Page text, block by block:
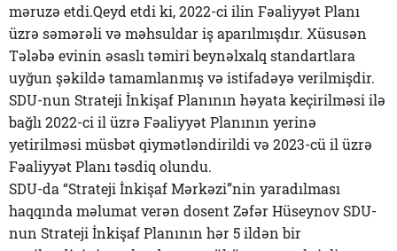
məruzə etdi.Qeyd etdi ki, 2022-ci ilin Fəaliyyət Planı
üzrə səmərəli və məhsuldar iş aparılmışdır. Xüsusən
Tələbə evinin əsaslı təmiri beynəlxalq standartlara
uyğun şəkildə tamamlanmış və istifadəyə verilmişdir.
SDU-nun Strateji İnkişaf Planının həyata keçirilməsi ilə
bağlı 2022-ci il üzrə Fəaliyyət Planının yerinə
yetirilməsi müsbət qiymətləndirildi və 2023-cü il üzrə
Fəaliyyət Planı təsdiq olundu.
SDU-da “Strateji İnkişaf Mərkəzi”nin yaradılması
haqqında məlumat verən dosent Zəfər Hüseynov SDU-
nun Strateji İnkişaf Planının hər 5 ildən bir